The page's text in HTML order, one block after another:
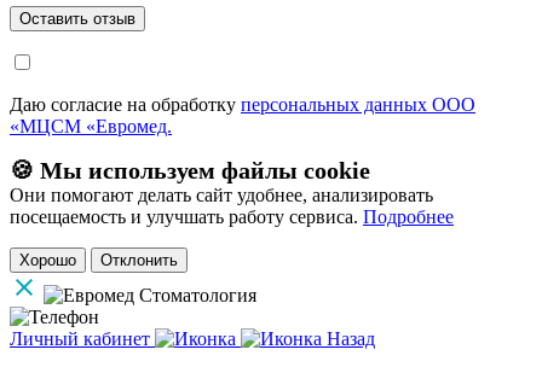
Даю согласие на обработку персональных данных ООО
«МЦСМ «Евромед.
🍪 Мы используем файлы cookie
Они помогают делать сайт удобнее, анализировать
посещаемость и улучшать работу сервиса. Подробнее
Хорошо Отклонить
Личный кабинет
Назад